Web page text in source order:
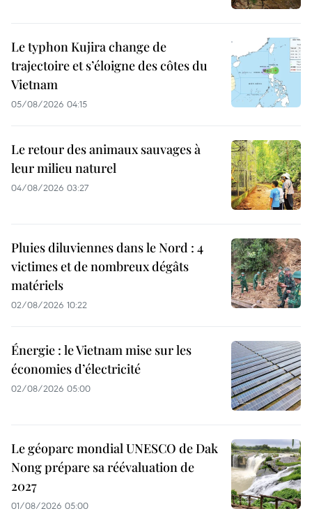
Le typhon Kujira change de
trajectoire et s’éloigne des côtes du
Vietnam
05/08/2026 04:15
Le retour des animaux sauvages à
leur milieu naturel
04/08/2026 03:27
Pluies diluviennes dans le Nord : 4
victimes et de nombreux dégâts
matériels
02/08/2026 10:22
Énergie : le Vietnam mise sur les
économies d’électricité
02/08/2026 05:00
Le géoparc mondial UNESCO de Dak
Nong prépare sa réévaluation de
2027
01/08/2026 05:00